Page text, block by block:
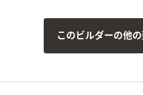
このビルダーの他